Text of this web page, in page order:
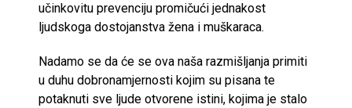
učinkovitu prevenciju promičući jednakost
ljudskoga dostojanstva žena i muškaraca.
Nadamo se da će se ova naša razmišljanja primiti
u duhu dobronamjernosti kojim su pisana te
potaknuti sve ljude otvorene istini, kojima je stalo